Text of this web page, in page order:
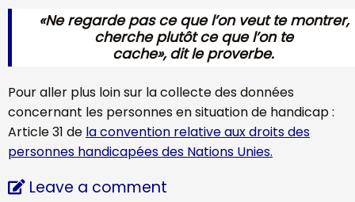
«Ne regarde pas ce que l’on veut te montrer,
cherche plutôt ce que l’on te
cache», dit le proverbe.
Pour aller plus loin sur la collecte des données
concernant les personnes en situation de handicap :
Article 31 de la convention relative aux droits des
personnes handicapées des Nations Unies.
Leave a comment